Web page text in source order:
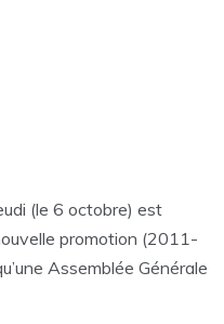
(le 6 octobre) est
promotion (2011-
Assemblée Générale